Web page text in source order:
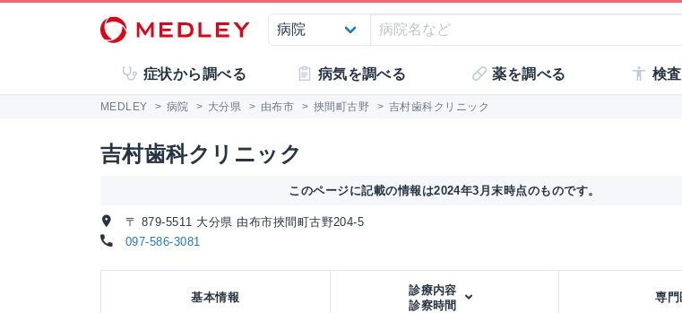
症状から調べる 病気を調べる 薬を調べる 検
MEDLEY > 病院 > 大分県 > 由布市 > 挾間町古野 > 吉村歯科クリニック
吉村歯科クリニック
このページに記載の情報は2024年3月末時点のものです。
〒 879-5511 大分県 由布市挾間町古野204-5
097-586-3081
基本情報
診療内容
診察時間
専門